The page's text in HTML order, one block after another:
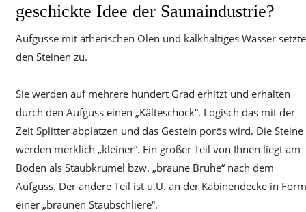
geschickte Idee der Saunaindustrie?
Aufgüsse mit ätherischen Ölen und kalkhaltiges Wasser
den Steinen zu.
Sie werden auf mehrere hundert Grad erhitzt und erhalten
durch den Aufguss einen „Kälteschock“. Logisch das mit der
Zeit Splitter abplatzen und das Gestein porös wird. Die Steine
werden merklich „kleiner“. Ein großer Teil von Ihnen liegt am
Boden als Staubkrümel bzw. „braune Brühe“ nach dem
Aufguss. Der andere Teil ist u.U. an der Kabinendecke in Form
einer „braunen Staubschliere“.